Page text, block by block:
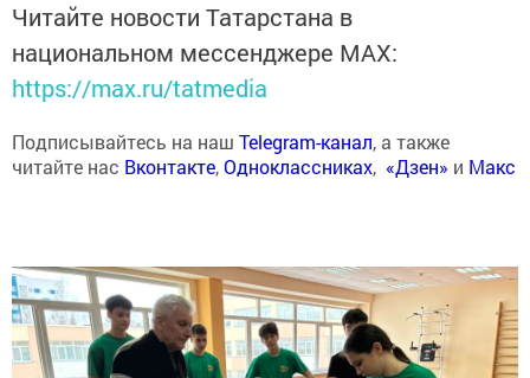
Читайте новости Татарстана в
национальном мессенджере MАХ:
https://max.ru/tatmedia
Подписывайтесь на наш Telegram-канал, а также
читайте нас Вконтакте,Одноклассниках, «Дзен» и Макс